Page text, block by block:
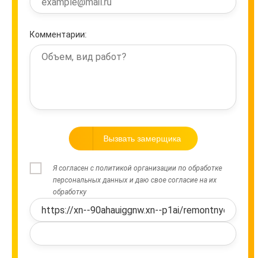
Комментарии:
Вызвать замерщика
Я согласен с политикой организации по обработке
персональных данных и даю свое согласие на их
обработку